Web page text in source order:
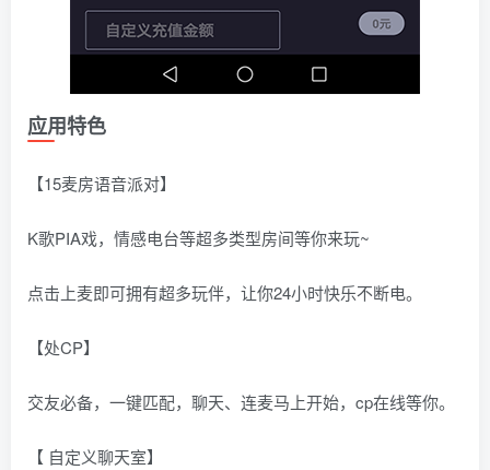
应用特色
【15麦房语音派对】
K歌PIA戏，情感电台等超多类型房间等你来玩~
点击上麦即可拥有超多玩伴，让你24小时快乐不断电。
【处CP】
交友必备，一键匹配，聊天、连麦马上开始，cp在线等你。
【 自定义聊天室】